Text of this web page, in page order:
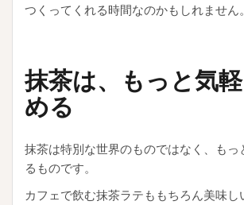
つくってくれる時間なのかもしれません。
抹茶は、もっと気
める
抹茶は特別な世界のものではなく、もっ
るものです。
カフェで飲む抹茶ラテももちろん美味し